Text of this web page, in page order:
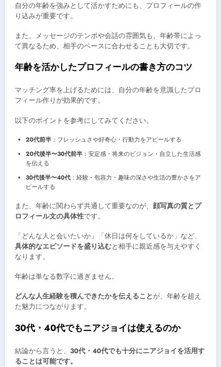
自分の年齢を強みとして活かすためにも、プロフィールの作
り込みが重要です。
また、メッセージのテンポや会話の雰囲気も、年齢帯によっ
て異なるため、相手のペースに合わせることも大切です。
年齢を活かしたプロフィールの書き方のコツ
マッチング率を上げるためには、自分の年齢を意識したプロ
フィール作りが効果的です。
以下のポイントを参考にしてみてください。
20代前半 ：フレッシュさや好奇心・行動力をアピールする
20代後半〜30代前半 ：安定感・将来のビジョン・自立した生活感
を伝える
30代後半〜40代 ：経験・包容力・趣味の深さや生活の豊かさをア
ピールする
また、年齢に関わらず共通して重要なのが、 顔写真の質とプ
ロフィール文の具体性です。
「どんな人と会いたいか」「休日は何をしているか」など、
具体的なエピソードを盛り込むと相手に親近感を与えやすく
なります。
年齢は単なる数字に過ぎません。
どんな人生経験を積んできたかを伝えることが、年齢を超え
た魅力につながります。
30代・40代でもニアジョイは使えるのか
結論から言うと、 30代・40代でも十分にニアジョイを活用す
ることは可能です。